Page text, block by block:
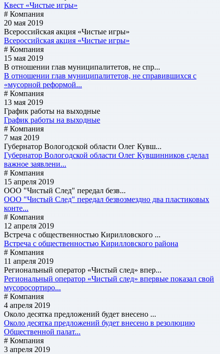
Квест «Чистые игры»
# Компания
20 мая 2019
Всероссийская акция «Чистые игры»
Всероссийская акция «Чистые игры»
# Компания
15 мая 2019
В отношении глав муниципалитетов, не спр...
В отношении глав муниципалитетов, не справившихся с
«мусорной реформой...
# Компания
13 мая 2019
График работы на выходные
График работы на выходные
# Компания
7 мая 2019
Губернатор Вологодской области Олег Кувш...
Губернатор Вологодской области Олег Кувшинников сделал
важное заявлени...
# Компания
15 апреля 2019
ООО "Чистый След" передал безв...
ООО "Чистый След" передал безвозмездно два пластиковых
конте...
# Компания
12 апреля 2019
Встреча с общественностью Кирилловского ...
Встреча с общественностью Кирилловского района
# Компания
11 апреля 2019
Региональный оператор «Чистый след» впер...
Региональный оператор «Чистый след» впервые показал свой
мусоросортиро...
# Компания
4 апреля 2019
Около десятка предложений будет внесено ...
Около десятка предложений будет внесено в резолюцию
Общественной палат...
# Компания
3 апреля 2019